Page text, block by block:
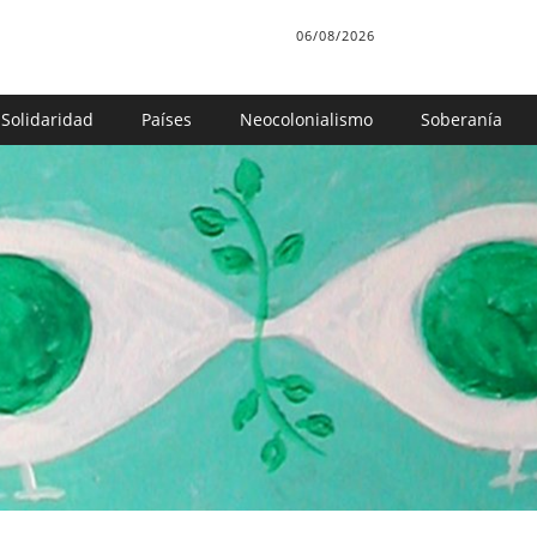
06/08/2026
Solidaridad Países Neocolonialismo Soberanía